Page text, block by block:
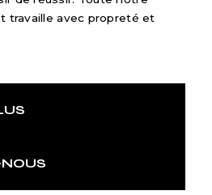
travaille avec propreté et